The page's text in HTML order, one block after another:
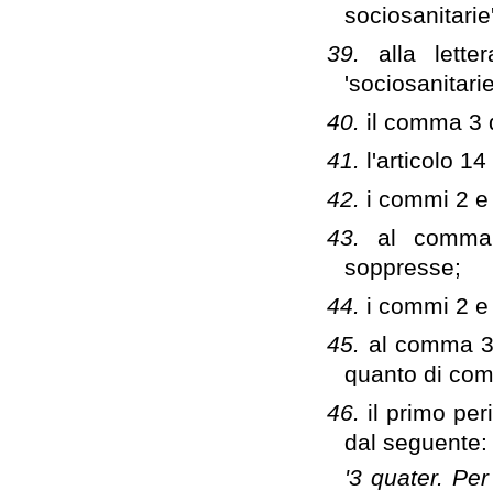
39. alla
40. il comma 3
41. l'articolo
42. i commi 2
43. al
soppresse;
44. i commi 2
45. al comma
quanto di
46. il primo
dal seguente:
'3 quater.